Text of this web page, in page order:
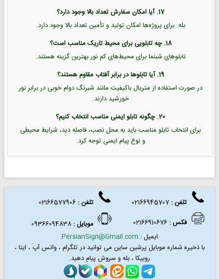
17. آیا امکان سفارش تعداد بالا وجود دارد؟
بله. برای پروژه‌ها امکان تولید و تأمین تعداد بالا وجود دارد.
18. چه تابلویی برای محیط تاریک مناسب است؟
تابلوهای شبنما برای محیط‌های کم نور بهترین گزینه هستند.
19. آیا تابلوها در برابر آفتاب مقاوم هستند؟
در صورت استفاده از متریال باکیفیت مانند شبرنگ دوام خوبی در برابر نور
خورشید دارند.
20. چگونه تابلو ایمنی مناسب انتخاب کنیم؟
برای انتخاب تابلو مناسب باید به محل نصب، فاصله دید، شرایط محیطی
و نوع پیام ایمنی توجه کرد.
تلفن : تلفن:
02166577906
فکس:
02166910676 موبایل :
ایمیل : PersianSign@Gmail.com
با ذخیره شماره موبایل پرشین ساین می توانید درتلگرام ، واتس آپ ، ایتا ،
روبیکا ، بله و سروش پیام دهید.